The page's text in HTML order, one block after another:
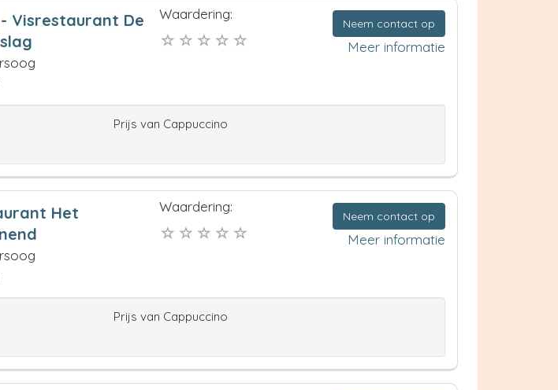
Visrestaurant De
Waardering:
Neem contact op
Meer informatie
Prijs van Cappuccino
Het
Waardering:
Neem contact op
Meer informatie
Prijs van Cappuccino